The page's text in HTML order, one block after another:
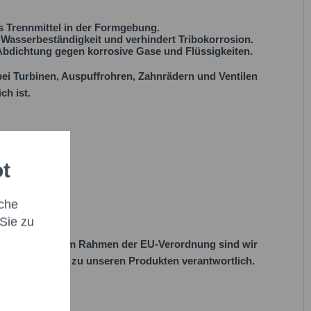
Trennmittel in der Formgebung.
und verhindert Tribokorrosion.
gegen korrosive Gase und Flüssigkeiten.
Turbinen, Auspuffrohren, Zahnrädern und Ventilen
ist.
Vorgaben. Im Rahmen der EU-Verordnung sind wir
Vorschriften zu unseren Produkten verantwortlich.
zu